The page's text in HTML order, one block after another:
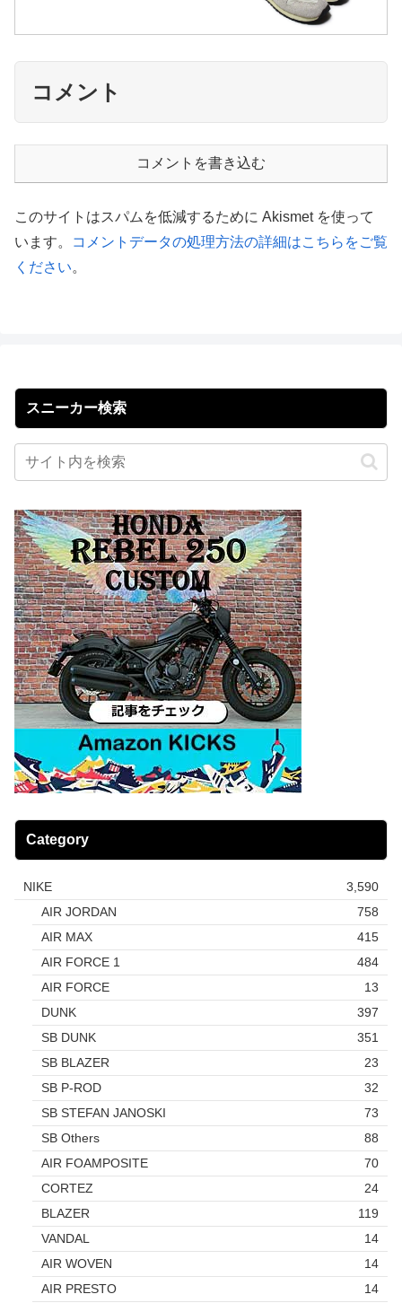
コメント
コメントを書き込む
このサイトはスパムを低減するために Akismet を使って
います。
コメントデータの処理方法の詳細はこちらをご覧
ください。
スニーカー検索
Category
NIKE
3,590
AIR JORDAN
758
AIR MAX
415
AIR FORCE 1
484
AIR FORCE
13
DUNK
397
SB DUNK
351
SB BLAZER
23
SB P-ROD
32
SB STEFAN JANOSKI
73
SB Others
88
AIR FOAMPOSITE
70
CORTEZ
24
BLAZER
119
VANDAL
14
AIR WOVEN
14
AIR PRESTO
14